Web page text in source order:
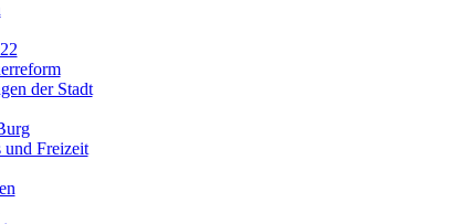
der Stadt
und Freizeit